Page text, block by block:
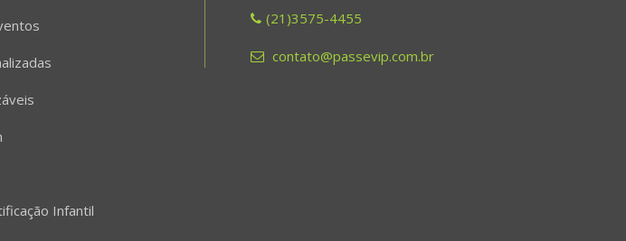
Infantil
(21)3575-4455
contato@passevip.com.br